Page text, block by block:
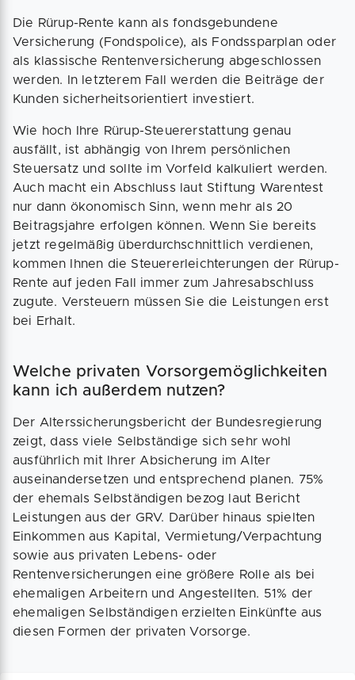
Die Rürup-Rente kann als fonds­gebundene
Versicherung (Fonds­police), als Fonds­sparplan oder
als klassische Renten­versicherung abgeschlossen
werden. In letzterem Fall werden die Beiträge der
Kunden sicher­heits­orientiert investiert.
Wie hoch Ihre Rürup-Steuer­erstattung genau
ausfällt, ist abhängig von Ihrem persönlichen
Steuersatz und sollte im Vorfeld kalkuliert werden.
Auch macht ein Abschluss laut Stiftung Warentest
nur dann ökonomisch Sinn, wenn mehr als 20
Beitragsjahre erfolgen können. Wenn Sie bereits
jetzt regelmäßig überdurchschnittlich verdienen,
kommen Ihnen die Steuererleichterungen der Rürup-
Rente auf jeden Fall immer zum Jahresabschluss
zugute. Versteuern müssen Sie die Leistungen erst
bei Erhalt.
Welche privaten Vorsorgemöglichkeiten
kann ich außerdem nutzen?
Der Alterssicherungsbericht der Bundesregierung
zeigt, dass viele Selbständige sich sehr wohl
ausführlich mit Ihrer Absicherung im Alter
auseinandersetzen und entsprechend planen. 75%
der ehemals Selbständigen bezog laut Bericht
Leistungen aus der GRV. Darüber hinaus spielten
Einkommen aus Kapital, Vermietung/Verpachtung
sowie aus privaten Lebens- oder
Rentenversicherungen eine größere Rolle als bei
ehemaligen Arbeitern und Angestellten. 51% der
ehemaligen Selbständigen erzielten Einkünfte aus
diesen Formen der privaten Vorsorge.